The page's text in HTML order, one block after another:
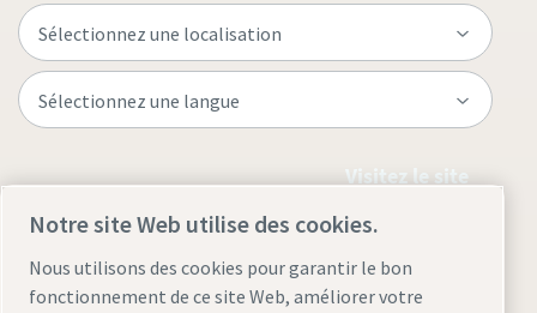
Visitez le site
Notre site Web utilise des cookies.
Nous utilisons des cookies pour garantir le bon
fonctionnement de ce site Web, améliorer votre